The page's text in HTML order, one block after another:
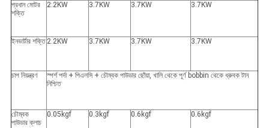
প্রধান মোটর
শক্তি
2.2KW 3.7KW 3.7KW 3.7KW
ইনভার্টার শক্তি 2.2KW 3.7KW 3.7KW 3.7KW
চাপ নিয়ন্ত্রণ
স্পর্শ পর্দা + পিএলসি + চৌম্বক পাউডার ছোঁয়া, খালি থেকে পূর্ণ bobbin থেকে ধ্রুবক টান
নিশ্চিত
চৌম্বক
পাউডার ক্লাচ
0.05kgf 0.3kgf 0.6kgf 0.6kgf